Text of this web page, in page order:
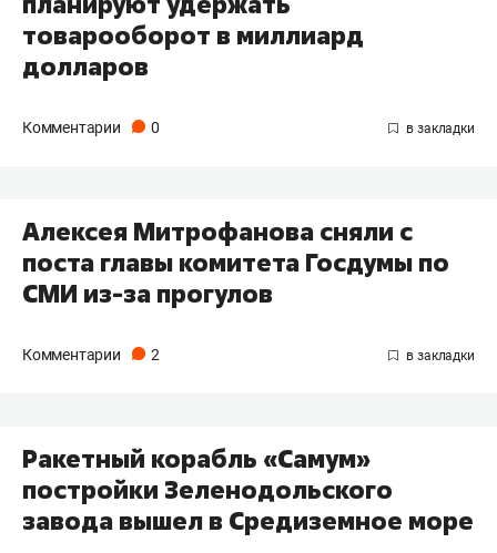
товарооборот в миллиард
долларов
Комментарии 0
Алексея Митрофанова сняли с
поста главы комитета Госдумы по
СМИ из-за прогулов
Комментарии 2
Ракетный корабль «Самум»
постройки Зеленодольского
завода вышел в Средиземное море